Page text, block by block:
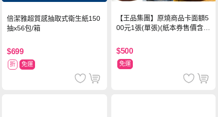
倍潔雅超質感抽取式衛生紙150
抽x56包/箱
$699
折 免運
【王品集團】原燒商品卡面額5
00元1張(單張)(紙本券售價含平
$500
免運